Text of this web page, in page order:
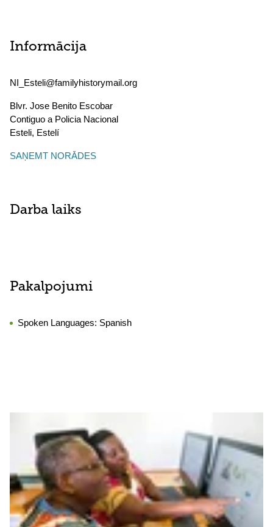
Informācija
NI_Esteli@familyhistorymail.org
Blvr. Jose Benito Escobar
Contiguo a Policia Nacional
Esteli, Estelí
SAŅEMT NORĀDES
Darba laiks
Pakalpojumi
Spoken Languages: Spanish